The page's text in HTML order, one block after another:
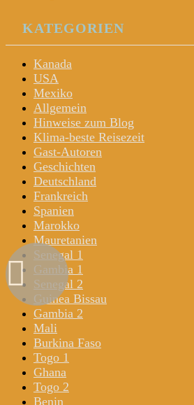
KATEGORIEN
Kanada
USA
Mexiko
Allgemein
Hinweise zum Blog
Klima-beste Reisezeit
Gast-Autoren
Geschichten
Deutschland
Frankreich
Spanien
Marokko
Mauretanien
Senegal 1
Gambia 1
Senegal 2
Guinea Bissau
Gambia 2
Mali
Burkina Faso
Togo 1
Ghana
Togo 2
Benin